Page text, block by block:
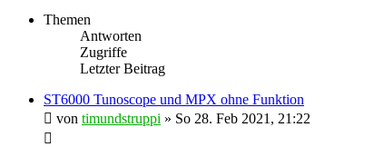
Themen
Antworten
Zugriffe
Letzter Beitrag
ST6000 Tunoscope und MPX ohne Funktion
von timundstruppi » So 28. Feb 2021, 21:22